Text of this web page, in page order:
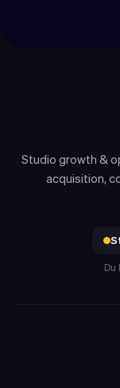
Studio growth &
acquisition,
Du